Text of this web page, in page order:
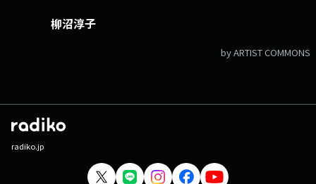
柳沼淳子
by ARTIST COMMONS
radiko.jp